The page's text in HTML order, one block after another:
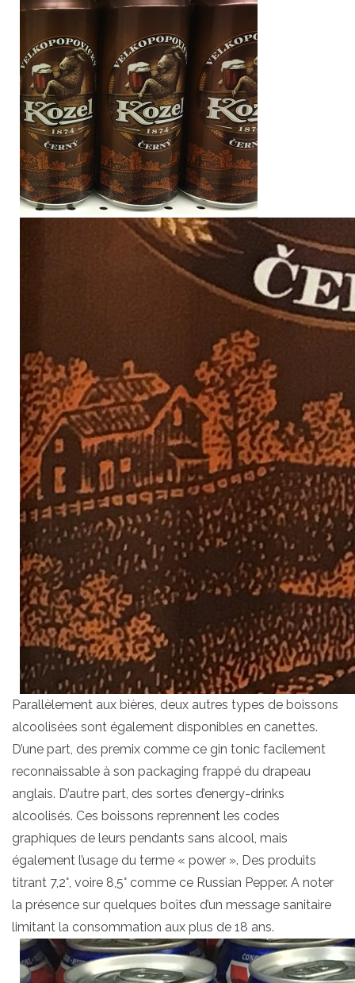
Parallèlement aux bières, deux autres types de boissons
alcoolisées sont également disponibles en canettes.
D’une part, des premix comme ce gin tonic facilement
reconnaissable à son packaging frappé du drapeau
anglais. D’autre part, des sortes d’energy-drinks
alcoolisés. Ces boissons reprennent les codes
graphiques de leurs pendants sans alcool, mais
également l’usage du terme « power ». Des produits
titrant 7,2°, voire 8,5° comme ce Russian Pepper. A noter
la présence sur quelques boîtes d’un message sanitaire
limitant la consommation aux plus de 18 ans.